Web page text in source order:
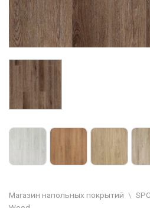
Магазин напольных покрытий \